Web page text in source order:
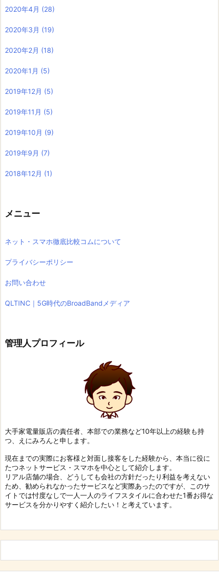
2020年4月 (28)
2020年3月 (19)
2020年2月 (18)
2020年1月 (5)
2019年12月 (5)
2019年11月 (5)
2019年10月 (9)
2019年9月 (7)
2018年12月 (1)
メニュー
ネット・スマホ徹底比較コムについて
プライバシーポリシー
お問い合わせ
QLTINC｜5G時代のBroadBandメディア
管理人プロフィール
大手家電量販店の責任者、本部での業務など10年以上の経験も持
つ、えにみろんと申します。
現在までの実際にお客様と対面し接客をした経験から、本当に役に
たつネットサービス・スマホを中心として紹介します。
リアル店舗の場合、どうしても会社の方針だったり利益を考えない
ため、勧められなかったサービスなど実際あったのですが、このサ
イトでは忖度なしで一人一人のライフスタイルに合わせた1番お得な
サービスを分かりやすく紹介したい！と考えています。